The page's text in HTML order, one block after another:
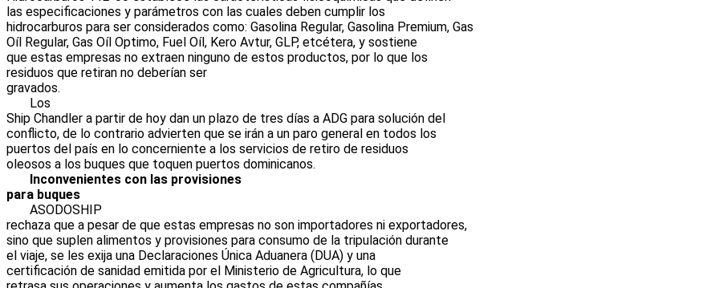
las especificaciones y parámetros con las cuales deben cumplir los
hidrocarburos para ser considerados como: Gasolina Regular, Gasolina Premium, Gas
Oíl Regular, Gas Oíl Optimo, Fuel Oíl, Kero Avtur, GLP, etcétera, y sostiene
que estas empresas no extraen ninguno de estos productos, por lo que los
residuos que retiran no deberían ser
gravados.
Los
Ship Chandler a partir de hoy dan un plazo de tres días a ADG para solución del
conflicto, de lo contrario advierten que se irán a un paro general en todos los
puertos del país en lo concerniente a los servicios de retiro de residuos
oleosos a los buques que toquen puertos dominicanos.
Inconvenientes con las provisiones
para buques
ASODOSHIP
rechaza que a pesar de que estas empresas no son importadores ni exportadores,
sino que suplen alimentos y provisiones para consumo de la tripulación durante
el viaje, se les exija una Declaraciones Única Aduanera (DUA) y una
certificación de sanidad emitida por el Ministerio de Agricultura, lo que